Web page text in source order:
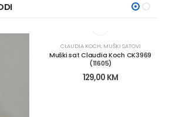
CLAUDIA KOCH, MUŠKI SATOVI
Muški sat Claudia Koch CK3969
(11605)
129,00 KM